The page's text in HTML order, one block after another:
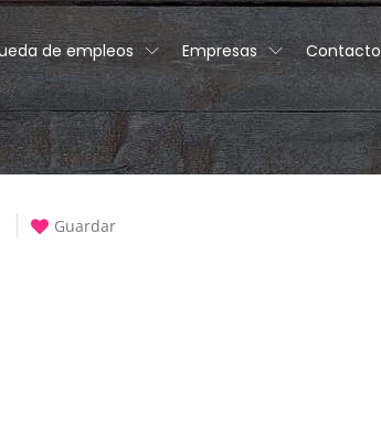
de empleos Empresas Contacto
Guardar